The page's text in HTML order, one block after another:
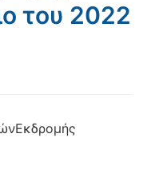
του 2022